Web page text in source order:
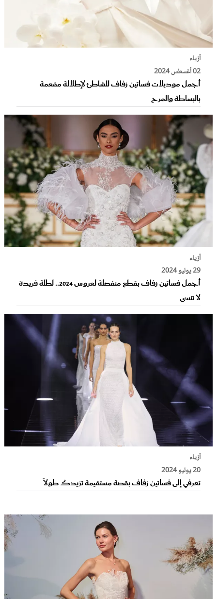
أزياء
02 أغسطس 2024
أجمل موديلات فساتين زفاف للشاطئ لإطلالة مفعمة
بالبساطة والمرح
أزياء
29 يوليو 2024
أجمل فساتين زفاف بقطع منفصلة لعروس 2024.. لطلة فريدة
لا تنسى
أزياء
20 يوليو 2024
تعرفي إلى فساتين زفاف بقصة مستقيمة تزيدك طولاً